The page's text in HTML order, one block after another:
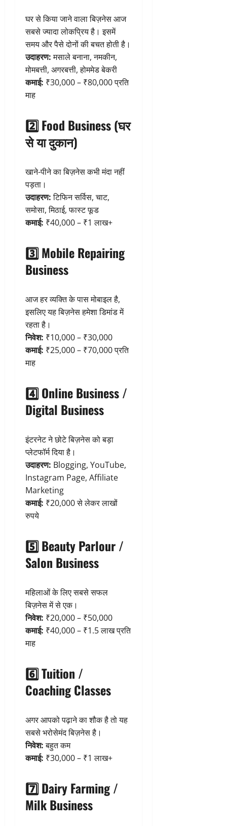
घर से किया जाने वाला बिज़नेस आज
सबसे ज्यादा लोकप्रिय है। इसमें
समय और पैसे दोनों की बचत होती है।
उदाहरण:मसाले बनाना, नमकीन,
मोमबत्ती, अगरबत्ती, होममेड बेकरी
कमाई: ₹30,000 – ₹80,000 प्रति
माह
2️⃣ Food Business (घर
से या दुकान)
खाने-पीने का बिज़नेस कभी मंदा नहीं
पड़ता।
उदाहरण:टिफिन सर्विस, चाट,
समोसा, मिठाई, फास्ट फूड
कमाई: ₹40,000 – ₹1 लाख+
3️⃣ Mobile Repairing
Business
आज हर व्यक्ति के पास मोबाइल है,
इसलिए यह बिज़नेस हमेशा डिमांड में
रहता है।
निवेश: ₹10,000 – ₹30,000
कमाई: ₹25,000 – ₹70,000 प्रति
माह
4️⃣ Online Business /
Digital Business
इंटरनेट ने छोटे बिज़नेस को बड़ा
प्लेटफॉर्म दिया है।
उदाहरण: Blogging, YouTube,
Instagram Page, Affiliate
Marketing
कमाई: ₹20,000 से लेकर लाखों
रुपये
5️⃣ Beauty Parlour /
Salon Business
महिलाओं के लिए सबसे सफल
बिज़नेस में से एक।
निवेश: ₹20,000 – ₹50,000
कमाई: ₹40,000 – ₹1.5 लाख प्रति
माह
6️⃣ Tuition /
Coaching Classes
अगर आपको पढ़ाने का शौक है तो यह
सबसे भरोसेमंद बिज़नेस है।
निवेश:बहुत कम
कमाई: ₹30,000 – ₹1 लाख+
7️⃣ Dairy Farming /
Milk Business